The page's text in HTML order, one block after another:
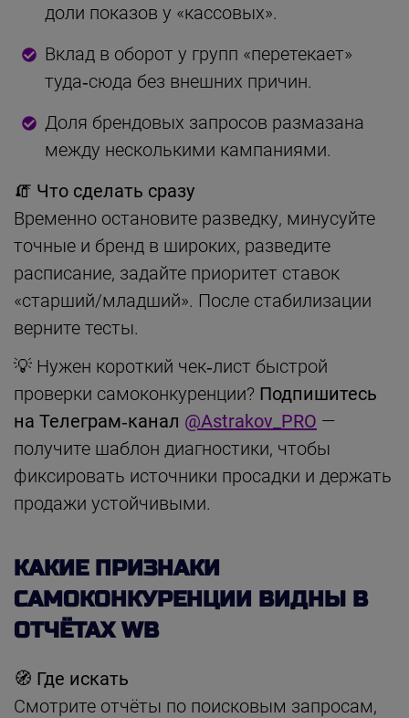
доли показов у «кассовых».
Вклад в оборот у групп «перетекает»
туда‑сюда без внешних причин.
Доля брендовых запросов размазана
между несколькими кампаниями.
🧯 Что сделать сразу
Временно остановите разведку, минусуйте
точные и бренд в широких, разведите
расписание, задайте приоритет ставок
«старший/младший». После стабилизации
верните тесты.
💡 Нужен короткий чек‑лист быстрой
проверки самоконкуренции? Подпишитесь
на Телеграм‑канал @Astrakov_PRO —
получите шаблон диагностики, чтобы
фиксировать источники просадки и держать
продажи устойчивыми.
КАКИЕ ПРИЗНАКИ
САМОКОНКУРЕНЦИИ ВИДНЫ В
ОТЧЁТАХ WB
🧭 Где искать
Смотрите отчёты по поисковым запросам,